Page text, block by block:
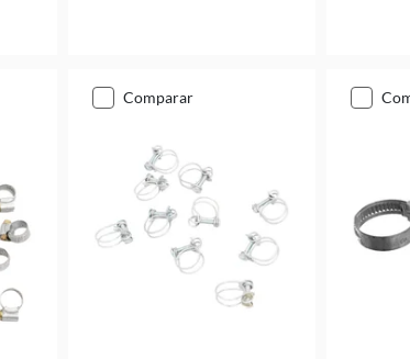
comparar